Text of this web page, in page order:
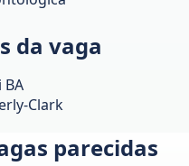
da vaga
BA
Clark
parecidas